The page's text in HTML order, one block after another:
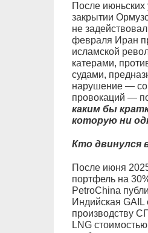
После
закрытии
не
февраля Иран
исламской
катерами,
судами,
нарушение —
провокаций —
каким бы
которую ни
Кто двинулся
После июня
портфель на
PetroChina
Индийская GAIL
производству
LNG